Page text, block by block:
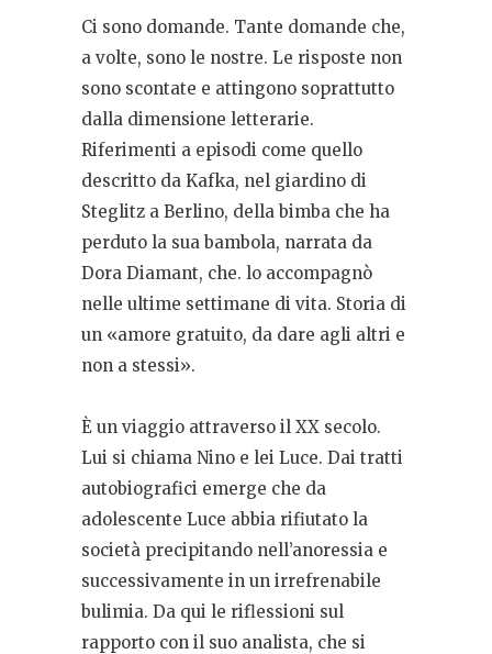
Ci sono domande. Tante domande che,
a volte, sono le nostre. Le risposte non
sono scontate e attingono soprattutto
dalla dimensione letterarie.
Riferimenti a episodi come quello
descritto da Kafka, nel giardino di
Steglitz a Berlino, della bimba che ha
perduto la sua bambola, narrata da
Dora Diamant, che. lo accompagnò
nelle ultime settimane di vita. Storia di
un «amore gratuito, da dare agli altri e
non a stessi».
È un viaggio attraverso il XX secolo.
Lui si chiama Nino e lei Luce. Dai tratti
autobiografici emerge che da
adolescente Luce abbia rifiutato la
società precipitando nell’anoressia e
successivamente in un irrefrenabile
bulimia. Da qui le riflessioni sul
rapporto con il suo analista, che si